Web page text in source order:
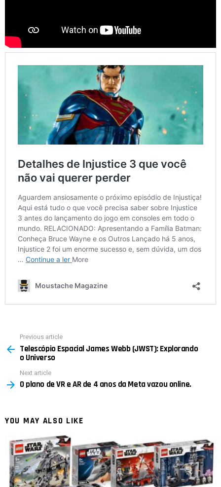
more
Previous article
Telescópio Espacial James Webb (JWST): Explorando
o Universo
Next article
O plano de VR e AR de 4 anos da Meta vazou online.
YOU MAY ALSO LIKE